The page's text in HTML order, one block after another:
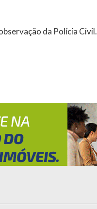
da Polícia Civil.